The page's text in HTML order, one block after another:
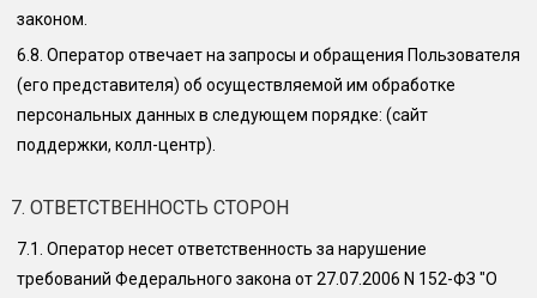
законом.
6.8. Оператор отвечает на запросы и обращения Пользователя
(его представителя) об осуществляемой им обработке
персональных данных в следующем порядке: (сайт
поддержки, колл-центр)
7. ОТВЕТСТВЕННОСТЬ СТОРОН
7.1. Оператор несет ответственность за нарушение
требований Федерального закона от 27.07.2006 N 152-ФЗ "О